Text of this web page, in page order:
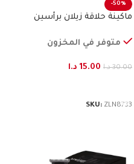
-50%
ماكينة حلاقة زيلان برأسين
متوفر في المخزون
30.00 د.ا 15.00 د.ا
SKU: ZLN8733